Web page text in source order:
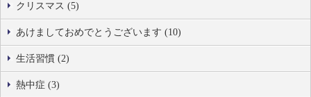
クリスマス (5)
あけましておめでとうございます (10)
生活習慣 (2)
熱中症 (3)